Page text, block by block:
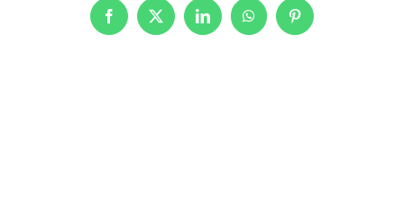
Facebook
X LinkedInWhatsAppPinterest